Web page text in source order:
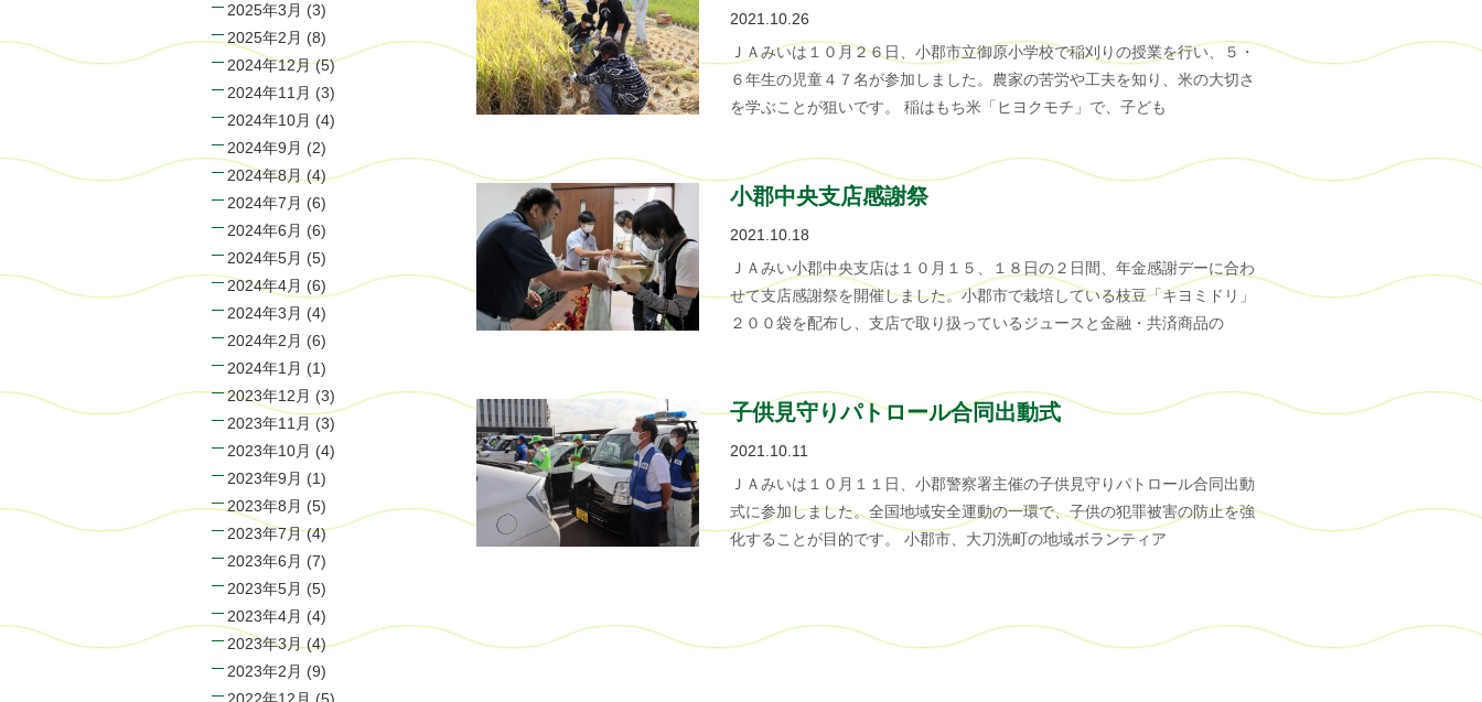
2021.10.26
ＪＡみいは１０月２６日、小郡市立御原小学校で稲刈りの授業を行い、５・
６年生の児童４７名が参加しました。農家の苦労や工夫を知り、米の大切さ
を学ぶことが狙いです。 稲はもち米「ヒヨクモチ」で、子ども
小郡中央支店感謝祭
2021.10.18
ＪＡみい小郡中央支店は１０月１５、１８日の２日間、年金感謝デーに合わ
せて支店感謝祭を開催しました。小郡市で栽培している枝豆「キヨミドリ」
２００袋を配布し、支店で取り扱っているジュースと金融・共済商品の
子供見守りパトロール合同出動式
2021.10.11
ＪＡみいは１０月１１日、小郡警察署主催の子供見守りパトロール合同出動
式に参加しました。全国地域安全運動の一環で、子供の犯罪被害の防止を強
化することが目的です。 小郡市、大刀洗町の地域ボランティア
2025年3月 (3)
2025年2月 (8)
2024年12月(5)
2024年11月 (3)
2024年10月 (4)
2024年9月 (2)
2024年8月 (4)
2024年7月 (6)
2024年6月 (6)
2024年5月 (5)
2024年4月 (6)
2024年3月 (4)
2024年2月 (6)
2024年1月 (1)
2023年12月 (3)
2023年11月 (3)
2023年10月 (4)
2023年9月 (1)
2023年8月 (5)
2023年7月(4)
2023年6月 (7)
2023年5月 (5)
2023年4月 (4)
2023年3月(4)
2023年2月 (9)